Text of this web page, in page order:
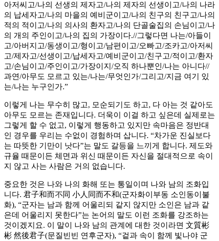
아저씨고/나의 선생의 제자고/나의 제자의 선생이고/나의 나라
의 납세자고/나의 마을의 예비군이고/나의 친구의 친구고/나의
적의 적이고/나의 의사의 환자고/나의 단골술집의 손님이고/나
의 개의 주인이고/나의 집의 가장이다.//그렇다면 나는/아들이
고/아버지고/동생이고/형이고/남편이고/오빠고/조카고/아저씨
고/제자고/선생이고/납세자고/예비군이고/친구고/적이고/환자
고/손님이고/주인이고/가장이지/오직 하나뿐인/나는 아니다//
과연/아무도 모르고 있는/나는/무엇인가/그리고/지금 여기 있
는/나는 누구인가.”
이렇게 나는 무수히 많고, 모순되기도 하고, 다 아는 것 같아도
아무도 모르는 존재입니다. 더욱이 이걸 하고 싶은데 실제로는
그렇게 할 수 없고, 이렇게 행동하고 있지만 속마음은 정반대
인 경우를 우리는 수없이 경험하며 삽니다. “차가운 진실보다
는 따뜻한 기만이 낫다”는 말도 갈등을 느끼게 합니다. 제도와
규율 때문이든 체면과 위신 때문이든 자신을 절대적으로 속이
지 않고 사는 사람은 거의 없습니다.
중요한 것은 나와 나의 화해 또는 통일이며 나와 남의 조화입
니다. 君子和而不同 小人同而不和(군자화이부동 소인동이불
화), “군자는 남과 함께 어울리되 같지 않지만 소인은 남과 같
은데 어울리지 못한다”는 논어의 말도 이런 조화를 강조하는
것이겠지요. 이 말이 나와 남의 관계에 대한 것이라면 文質彬
彬 然後君子(문질빈빈 연후군자), “겉과 속이 함께 빛나야 군